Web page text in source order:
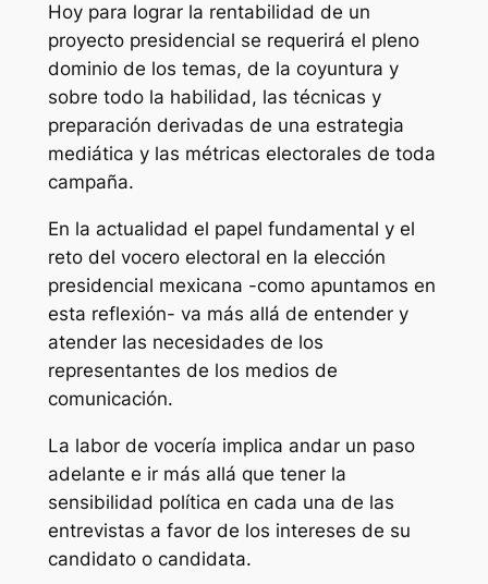
Hoy para lograr la rentabilidad de un
proyecto presidencial se requerirá el pleno
dominio de los temas, de la coyuntura y
sobre todo la habilidad, las técnicas y
preparación derivadas de una estrategia
mediática y las métricas electorales de toda
campaña.
En la actualidad el papel fundamental y el
reto del vocero electoral en la elección
presidencial mexicana -como apuntamos en
esta reflexión- va más allá de entender y
atender las necesidades de los
representantes de los medios de
comunicación.
La labor de vocería implica andar un paso
adelante e ir más allá que tener la
sensibilidad política en cada una de las
entrevistas a favor de los intereses de su
candidato o candidata.